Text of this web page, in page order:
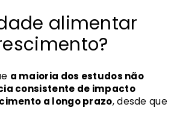
alimentar
a maioria dos estudos não
consistente de impacto
a longo prazo, desde que